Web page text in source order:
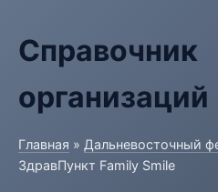
Справочник
организаций
Главная » Дальневосточный
ЗдравПункт Family Smile